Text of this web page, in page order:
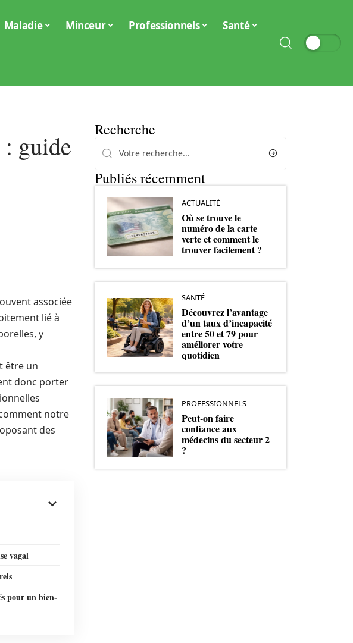
Maladie Minceur Professionnels Santé
guide
associée
lié à
y
être un
donc porter
notre
des
vagal
pour un bien-
Recherche
Publiés récemment
ACTUALITÉ
Où se trouve le
numéro de la carte
verte et comment le
trouver facilement ?
SANTÉ
Découvrez l’avantage
d’un taux d’incapacité
entre 50 et 79 pour
améliorer votre
quotidien
PROFESSIONNELS
Peut-on faire
confiance aux
médecins du secteur 2
?